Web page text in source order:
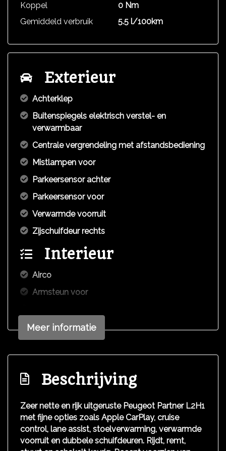
Koppel
0 Nm
Gemiddeld verbruik
5.5 l/100km
Exterieur
Achterklep
Buitenspiegels elektrisch verstel- en
verwarmbaar
Centrale vergrendeling met afstandsbediening
Mistlampen voor
Parkeersensor achter
Parkeersensor voor
Verwarmde voorruit
Zijschuifdeur rechts
Interieur
Airco
Armsteun voor
Elektrische ramen voor
Tussenschot volledig
Overige
Anti blokkeer systeem
Meer informatie
Beschrijving
Zeer nette en rijk uitgeruste Peugeot Partner L2H1
met fijne opties zoals Apple CarPlay, cruise
control, lane assist, stoelverwarming, verwarmde
voorruit en dubbele schuifdeuren. Rijdt, remt,